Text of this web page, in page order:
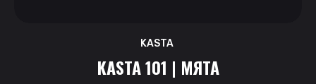
KASTA
KASTA 101 | МЯТА